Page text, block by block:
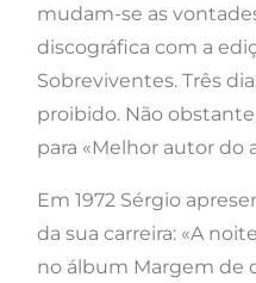
mudam-se as
discográfica com a
Sobreviventes. Três
proibido. Não
para «Melhor autor do
Em 1972 Sérgio
da sua carreira: «A
no álbum Margem de